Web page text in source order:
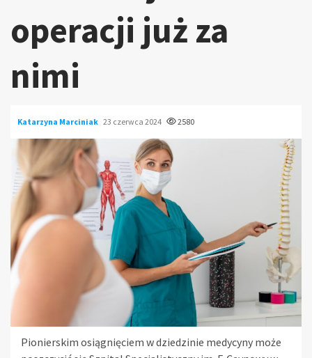
operacji już za
nimi
Katarzyna Marciniak 23 czerwca 2024 2580
Pionierskim osiągnięciem w dziedzinie medycyny może